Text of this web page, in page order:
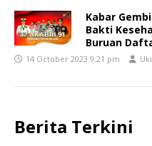
Kabar
Bakti
Buruan
14 October 2023 9:21 pm Uki
Berita Terkini